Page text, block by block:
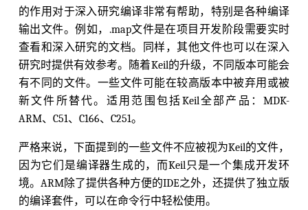
的作用对于深入研究编译非常有帮助，特别是各种编译
输出文件。例如，.map文件是在项目开发阶段需要实时
查看和深入研究的文档。同样，其他文件也可以在深入
研究时提供有效参考。随着Keil的升级，不同版本可能会
有不同的文件。一些文件可能在较高版本中被弃用或被
新文件所替代。适用范围包括Keil全部产品：MDK-
ARM、C51、C166、C251。
严格来说，下面提到的一些文件不应被视为Keil的文件，
因为它们是编译器生成的，而Keil只是一个集成开发环
境。ARM除了提供各种方便的IDE之外，还提供了独立版
的编译套件，可以在命令行中轻松使用。